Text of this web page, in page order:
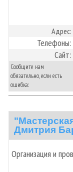
Адрес:
Телефоны:
Сайт:
Сообщите нам
обязательно, если есть
ошибка:
Дмитрия
Организация и